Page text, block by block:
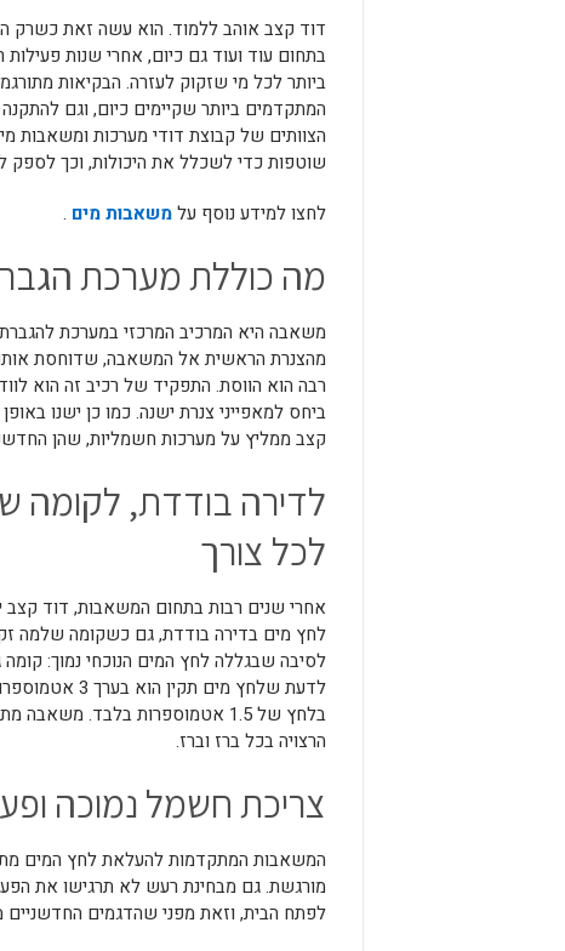
דוד קצב אוהב ללמוד. הוא עשה זאת כשרק
בתחום עוד ועוד גם כיום, אחרי שנות
ביותר לכל מי שזקוק לעזרה. הבקיאות
המתקדמים ביותר שקיימים כיום, וגם
הצוותים של קבוצת דודי מערכות ומשאבות
שוטפות כדי לשכלל את היכולות, וכך לספק
לחצו למידע נוסף עלמשאבות מים .
מה כוללת מערכת
משאבה היא המרכיב המרכזי במערכת
מהצנרת הראשית אל המשאבה, שדוחסת
רבה הוא הווסת. התפקיד של רכיב זה הוא
ביחס למאפייני צנרת ישנה. כמו כן ישנו
קצב ממליץ על מערכות חשמליות, שהן
לדירה בודדת, לקומה
לכל צורך
אחרי שנים רבות בתחום המשאבות, דוד קצב
לחץ מים בדירה בודדת, גם כשקומה שלמה
לסיבה שבגללה לחץ המים הנוכחי נמוך:
לדעת שלחץ
הרצויה בכל ברז וברז.
צריכת חשמל נמוכה
המשאבות המתקדמות להעלאת לחץ המים
מורגשת. גם מבחינת רעש לא תרגישו את
לפתח הבית, וזאת מפני שהדגמים